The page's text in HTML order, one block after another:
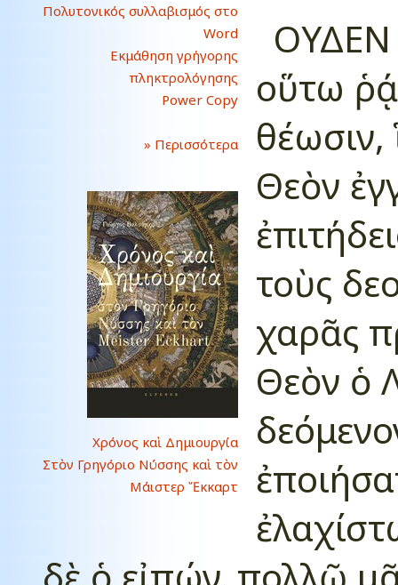
Πολυτονικός συλλαβισμός στο
Word
Εκμάθηση γρήγορης
πληκτρολόγησης
Power Copy
» Περισσότερα
Χρόνος καὶ Δημιουργία
Στὸν Γρηγόριο Νύσσης καὶ τὸν
Μάιστερ Ἔκκαρτ
ΟΥΔΕΝ
οὕτω
θέωσιν,
Θεὸν
τοὺς
χαρᾶς
Θεὸν ὁ